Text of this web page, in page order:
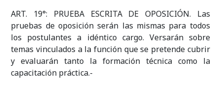
ART. 19°: PRUEBA ESCRITA DE OPOSICIÓN. Las
pruebas de oposición serán las mismas para todos
los postulantes a idéntico cargo. Versarán sobre
temas vinculados a la función que se pretende cubrir
y evaluarán tanto la formación técnica como la
capacitación práctica.-